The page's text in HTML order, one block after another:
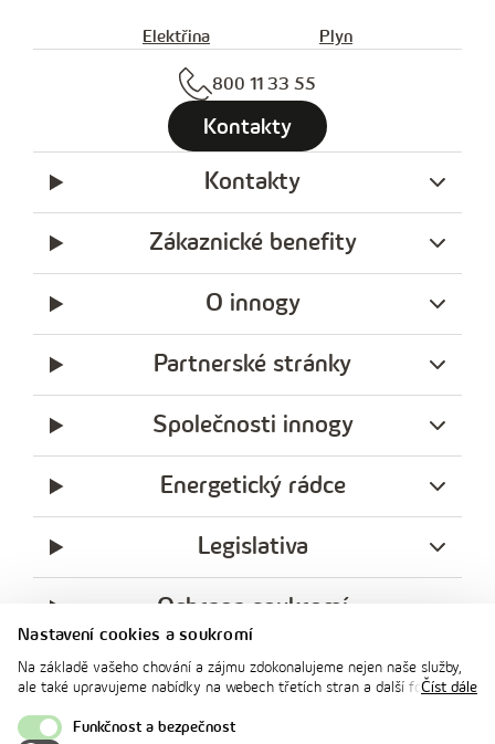
Nastavení cookies a soukromí
Na základě vašeho chování a zájmu zdokonalujeme nejen naše služby,
ale také upravujeme nabídky na webech třetích stran a další formy
souhlasu. Svoje nastavení můžete kdykoliv změnit v zápatí stránky v
Číst dále
Funkčnost a bezpečnost
Elektřina Plyn
800 11 33 55
Kontakty
Kontakty
Zákaznické benefity
O innogy
Partnerské stránky
Společnosti innogy
Energetický rádce
Legislativa
Ochrana soukromí
messengerfacebook
x
innogy
instagramyoutubeLinkedin